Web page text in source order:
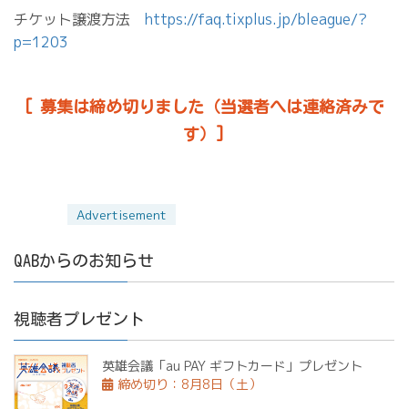
チケット譲渡方法 https://faq.tixplus.jp/bleague/?
p=1203
[ 募集は締め切りました（当選者へは連絡済みで
す）]
QABからのお知らせ
視聴者プレゼント
英雄会議「au PAY ギフトカード」プレゼント
締め切り：8月8日（土）